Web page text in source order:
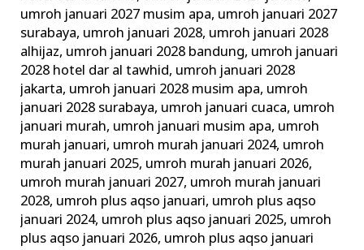
umroh januari 2027 musim apa, umroh januari 2027
surabaya, umroh januari 2028, umroh januari 2028
alhijaz, umroh januari 2028 bandung, umroh januari
2028 hotel dar al tawhid, umroh januari 2028
jakarta, umroh januari 2028 musim apa, umroh
januari 2028 surabaya, umroh januari cuaca, umroh
januari murah, umroh januari musim apa, umroh
murah januari, umroh murah januari 2024, umroh
murah januari 2025, umroh murah januari 2026,
umroh murah januari 2027, umroh murah januari
2028, umroh plus aqso januari, umroh plus aqso
januari 2024, umroh plus aqso januari 2025, umroh
plus aqso januari 2026, umroh plus aqso januari